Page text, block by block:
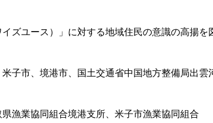
ズユース）」に対する地域住民の意識の高揚を
子市、境港市、国土交通省中国地方整備局出
漁業協同組合境港支所、米子市漁業協同組合